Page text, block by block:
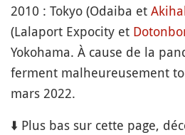
2010 : Tokyo (Odaiba et
(Lalaport Expocity et
Yokohama. À cause de la
ferment malheureusement
mars 2022.
⬇️ Plus bas sur cette page,